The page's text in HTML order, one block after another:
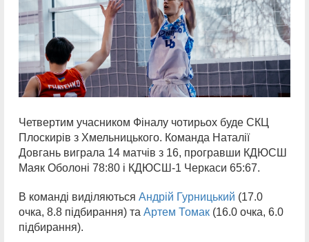
Четвертим учасником Фіналу чотирьох буде СКЦ
Плоскирів з Хмельницького. Команда Наталії
Довгань виграла 14 матчів з 16, програвши КДЮСШ
Маяк Оболоні 78:80 і КДЮСШ-1 Черкаси 65:67.
В команді виділяються Андрій Гурницький (17.0
очка, 8.8 підбирання) та Артем Томак (16.0 очка, 6.0
підбирання).